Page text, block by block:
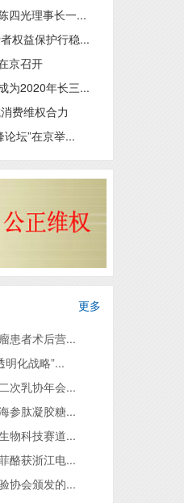
四光理事长一...
权益保护行稳...
京召开
为2020年长三...
费维权合力
坛”在京举...
更多
患者术后营...
明化战略”...
次乳协年会...
参肽凝胶糖...
物科技赛道...
酪获浙江电...
协会颁发的...